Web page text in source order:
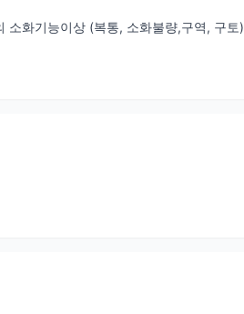
소화기능이상 (복통, 소화불량,구역, 구토)